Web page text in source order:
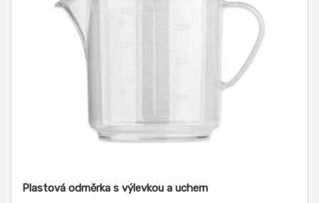
Plastová odměrka s výlevkou a uchem